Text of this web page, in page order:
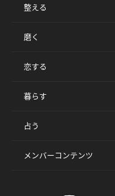
整える
磨く
恋する
暮らす
占う
メンバーコンテンツ